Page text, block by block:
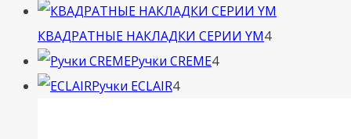
товара
КВАДРАТНЫЕ НАКЛАДКИ СЕРИИ YM44
Ручки CREME44
Ручки ECLAIR44